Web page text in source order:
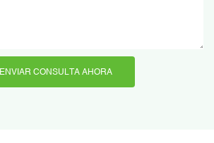
ENVIAR CONSULTA AHORA